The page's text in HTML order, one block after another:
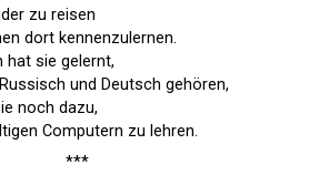
zu reisen
dort kennenzulernen.
hat sie gelernt,
und Deutsch gehören,
noch dazu,
Computern zu lehren.
***